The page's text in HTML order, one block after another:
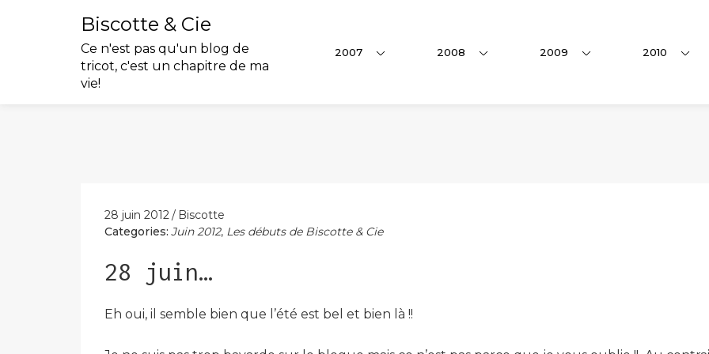
Biscotte & Cie
Ce n'est pas qu'un blog de
tricot, c'est un chapitre de ma
vie!
2007 2008 2009 2010
28 juin 2012
Biscotte
Categories: Juin 2012, Les débuts de Biscotte & Cie
28 juin…
Eh oui, il semble bien que l’été est bel et bien là !!